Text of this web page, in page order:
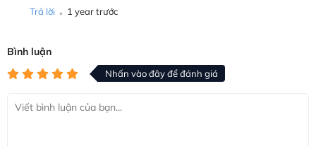
Trả lời . 1 year trước
Bình luận
Nhấn vào đây để đánh giá